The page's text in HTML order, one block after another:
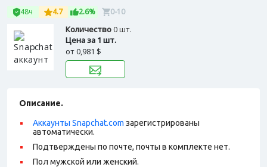
48ч 4.7 2.6% 0-10
Количество0 шт.
Цена за 1 шт.
от0,981 $
Описание.
Аккаунты Snapchat.com зарегистрированы
автоматически.
Подтверждены по почте, почты в комплекте нет.
Пол мужской или женский.